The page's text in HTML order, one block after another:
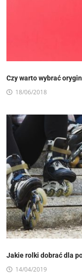
Czy warto wybrać
18/06/2018
Jakie rolki dobrać dla
14/04/2019